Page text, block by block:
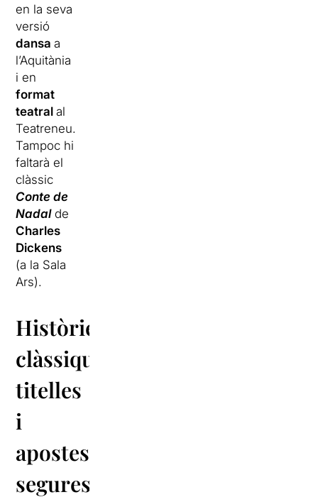
en la seva
versió
dansa a
l’Aquitània
i en
format
teatral al
Teatreneu.
Tampoc hi
faltarà el
clàssic
Conte de
Nadal de
Charles
Dickens
(a la Sala
Ars).
Històries
clàssiques,
titelles
i
apostes
segures